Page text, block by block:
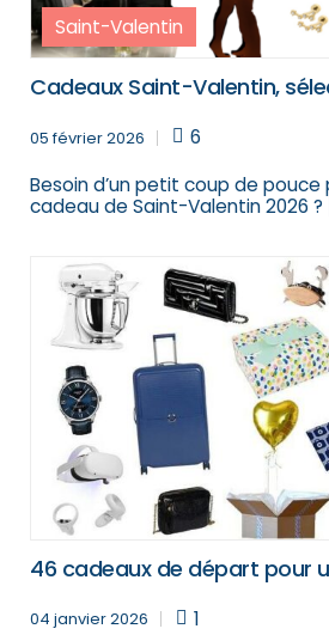
Saint-Valentin
Cadeaux Saint-Valentin,
05 février 2026
6
Besoin d’un petit coup de pouce
cadeau de Saint-Valentin 2026 ?
46 cadeaux de départ pour
04 janvier 2026
1